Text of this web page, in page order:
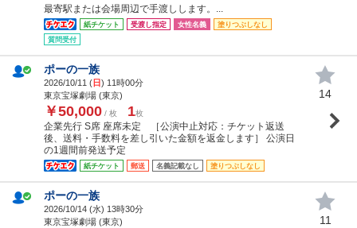
最寄駅または会場周辺で手渡しします。...
紙チケット 受渡し指定 女性名義
塗りつぶしなし
質問受付
ポーの一族
2026/10/11 (日) 11時00分
東京宝塚劇場 (東京)
￥50,000 / 枚 1枚
企業先行 S席 座席未定 ［公演中止対応：チケット返送
後、送料・手数料を差し引いた金額を返金します］ 公演日
の1週間前発送予定
紙チケット 郵送 名義記載なし 塗りつぶしなし
14
ポーの一族
2026/10/14 (水) 13時30分
東京宝塚劇場 (東京)
11